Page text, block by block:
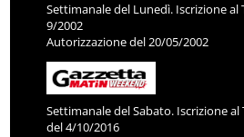
Settimanale del Lunedì. Iscrizione al
9/2002
Autorizzazione del 20/05/2002
Settimanale del Sabato. Iscrizione
del 4/10/2016